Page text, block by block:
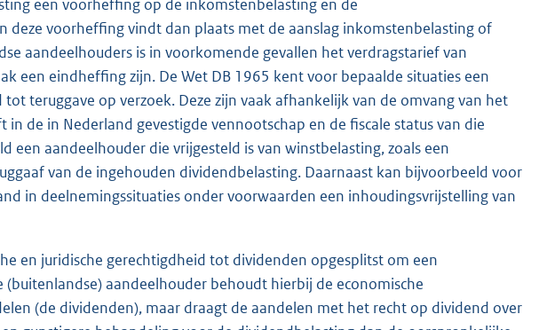
een voorheffing op de inkomstenbelasting en de
deze voorheffing vindt dan plaats met de aanslag inkomstenbelasting of
aandeelhouders is in voorkomende gevallen het verdragstarief van
een eindheffing zijn. De Wet DB 1965 kent voor bepaalde situaties een
teruggave op verzoek. Deze zijn vaak afhankelijk van de omvang van het
de in Nederland gevestigde vennootschap en de fiscale status van die
een aandeelhouder die vrijgesteld is van winstbelasting, zoals een
van de ingehouden dividendbelasting. Daarnaast kan bijvoorbeeld voor
in deelnemingssituaties onder voorwaarden een inhoudingsvrijstelling van
en juridische gerechtigdheid tot dividenden opgesplitst om een
aandeelhouder behoudt hierbij de economische
(de dividenden), maar draagt de aandelen met het recht op dividend over